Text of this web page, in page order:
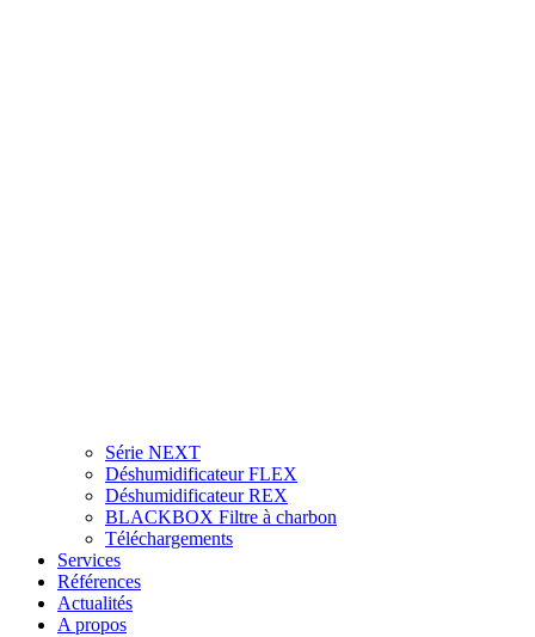
Série NEXT
Déshumidificateur FLEX
Déshumidificateur REX
BLACKBOX Filtre à charbon
Téléchargements
Services
Références
Actualités
A propos